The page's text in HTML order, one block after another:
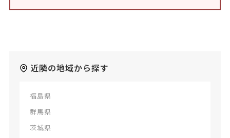
近隣の地域から探す
福島県
群馬県
茨城県